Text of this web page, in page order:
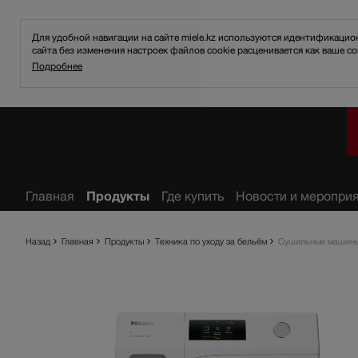
Для удобной навигации на сайте miele.kz используются
сайта без изменения настроек файлов cookie расценивается как ваше
Подробнее
Назад Главная Продукты Техника по уходу за бельём Сушильные
Главная Продукты Где купить Новости и